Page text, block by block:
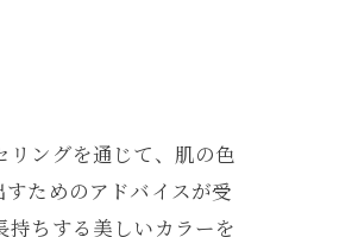
リングを通じて、肌の色
ためのアドバイスが受
ちする美しいカラーを